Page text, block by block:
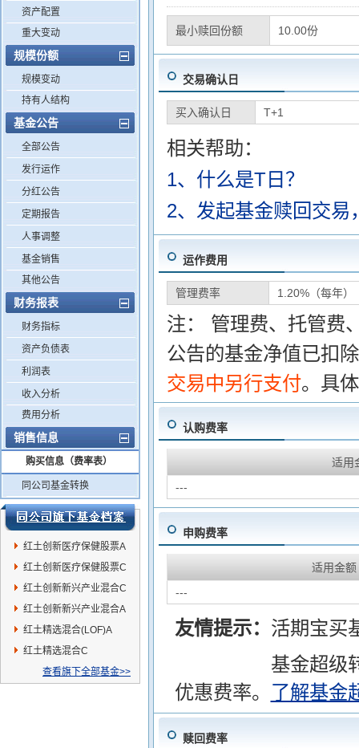
资产配置
重大变动
规模份额
规模变动
持有人结构
基金公告
全部公告
发行运作
分红公告
定期报告
人事调整
基金销售
其他公告
财务报表
财务指标
资产负债表
利润表
收入分析
费用分析
销售信息
购买信息（费率表）
同公司基金转换
红土创新医疗保健股票A
红土创新医疗保健股票C
红土创新新兴产业混合C
红土创新新兴产业混合A
红土精选混合(LOF)A
红土精选混合C
查看旗下全部基金>>
最小赎回份额 10.00份
交易确认日
买入确认日 T+1
相关帮助：
1、什么是T日？
2、发起基金赎回交易
运作费用
管理费率 1.20%（每年）
注： 管理费、托管费
公告的基金净值已扣
交易中另行支付。具
认购费率
适用
---
申购费率
适用金额
---
友情提示： 活期宝买
基金超级
优惠费率。 了解基金
赎回费率